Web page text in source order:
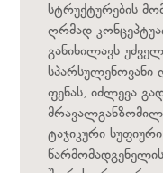
სტრუქტურების
ღრმად
განიხილავს
სპარსულენოვანი
ფენას, იძლევა
ტაჯიკური